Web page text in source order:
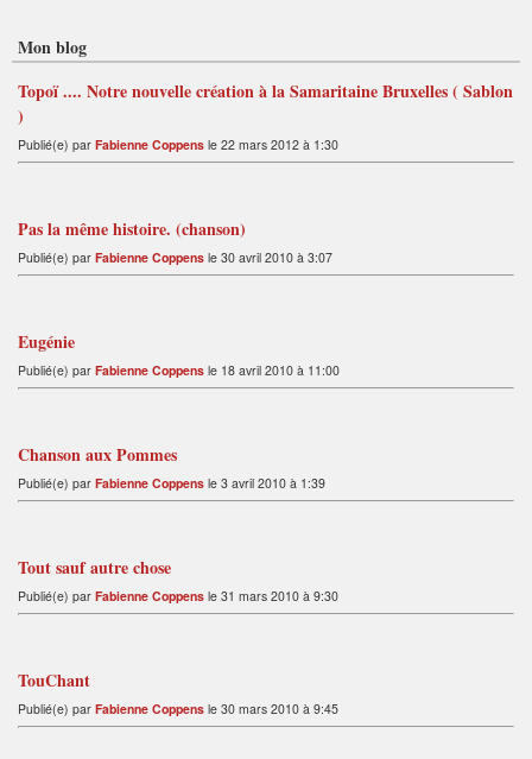
Mon blog
Topoï .... Notre nouvelle création à la Samaritaine Bruxelles ( Sablon
)
Publié(e) par Fabienne Coppens le 22 mars 2012 à 1:30
Pas la même histoire. (chanson)
Publié(e) par Fabienne Coppens le 30 avril 2010 à 3:07
Eugénie
Publié(e) par Fabienne Coppens le 18 avril 2010 à 11:00
Chanson aux Pommes
Publié(e) par Fabienne Coppens le 3 avril 2010 à 1:39
Tout sauf autre chose
Publié(e) par Fabienne Coppens le 31 mars 2010 à 9:30
TouChant
Publié(e) par Fabienne Coppens le 30 mars 2010 à 9:45